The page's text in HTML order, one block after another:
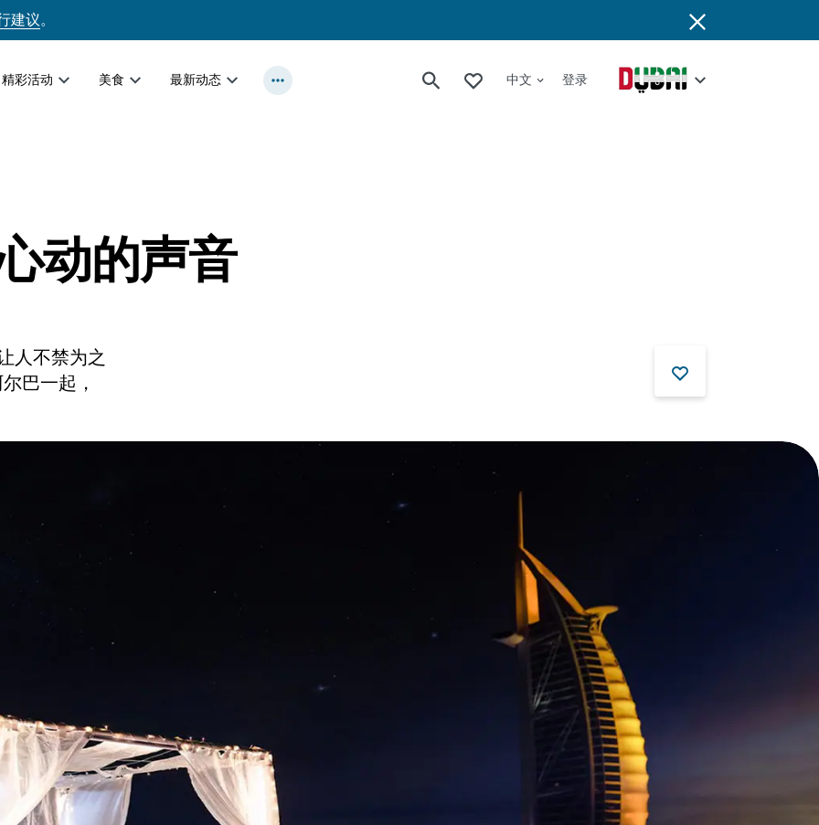
建议。
精彩活动 美食 最新动态 中文 登录
动的声音
人不禁为之
巴一起，